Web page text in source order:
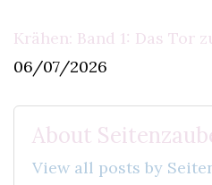
Krähen: Band 1: Das Tor
06/07/2026
About
View all posts by